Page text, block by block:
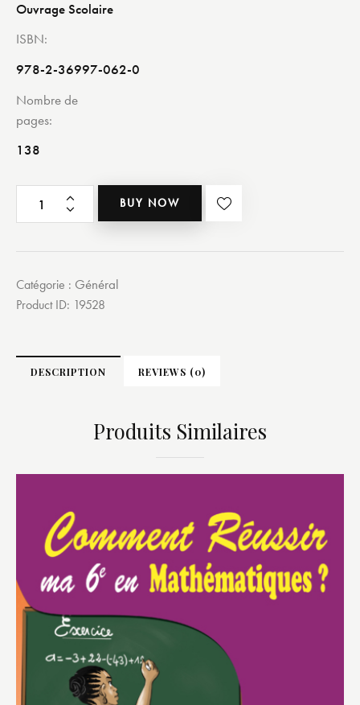
Ouvrage Scolaire
ISBN
978-2-36997-062-0
Nombre de
pages
138
BUY NOW
Catégorie : Général
Product ID: 19528
DESCRIPTION REVIEWS (0)
Produits Similaires